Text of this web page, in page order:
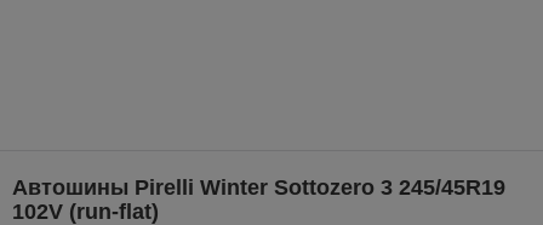
Автошины Pirelli Winter Sottozero 3 245/45R19
102V (run-flat)